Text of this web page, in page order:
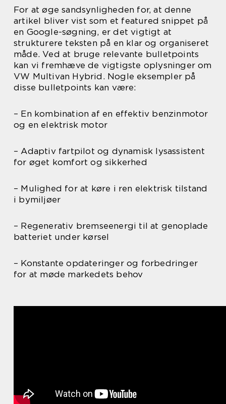
For at øge sandsynligheden for, at denne
artikel bliver vist som et featured snippet på
en Google-søgning, er det vigtigt at
strukturere teksten på en klar og organiseret
måde. Ved at bruge relevante bulletpoints
kan vi fremhæve de vigtigste oplysninger om
VW Multivan Hybrid. Nogle eksempler på
disse bulletpoints kan være:
– En kombination af en effektiv benzinmotor
og en elektrisk motor
– Adaptiv fartpilot og dynamisk lysassistent
for øget komfort og sikkerhed
– Mulighed for at køre i ren elektrisk tilstand
i bymiljøer
– Regenerativ bremseenergi til at genoplade
batteriet under kørsel
– Konstante opdateringer og forbedringer
for at møde markedets behov